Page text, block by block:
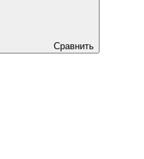
Сравнить